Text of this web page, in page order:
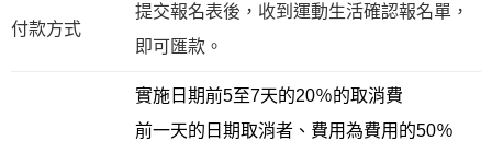
付款方式
提交報名表後，收到運動生活確認報名單，
即可匯款。
實施日期前5至7天的20％的取消費
前一天的日期取消者、費用為費用的50％